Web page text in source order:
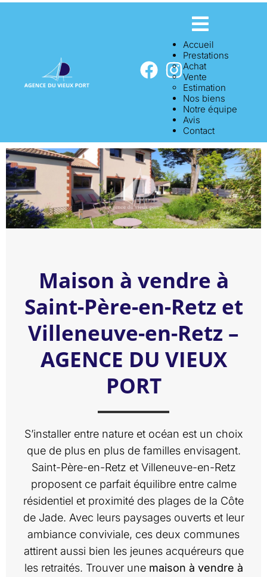
Accueil
Prestations
Achat
Vente
Estimation
Nos biens
Notre équipe
Avis
Contact
Maison à vendre à
Saint-Père-en-Retz et
Villeneuve-en-Retz –
AGENCE DU VIEUX
PORT
S’installer entre nature et océan est un choix
que de plus en plus de familles envisagent.
Saint-Père-en-Retz et Villeneuve-en-Retz
proposent ce parfait équilibre entre calme
résidentiel et proximité des plages de la Côte
de Jade. Avec leurs paysages ouverts et leur
ambiance conviviale, ces deux communes
attirent aussi bien les jeunes acquéreurs que
les retraités. Trouver une maison à vendre à